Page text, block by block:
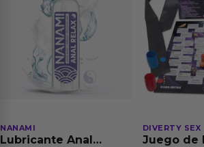
NANAMI
Lubricante Anal
DIVERTY SEX
Juego de